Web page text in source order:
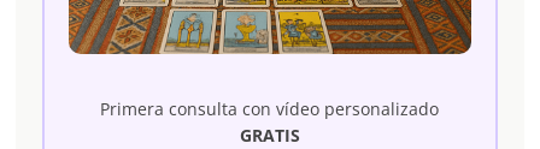
Primera consulta con vídeo personalizado
GRATIS